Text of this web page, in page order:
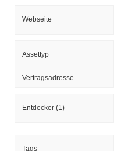
Webseite
Assettyp
Vertragsadresse
Entdecker (1)
Tags